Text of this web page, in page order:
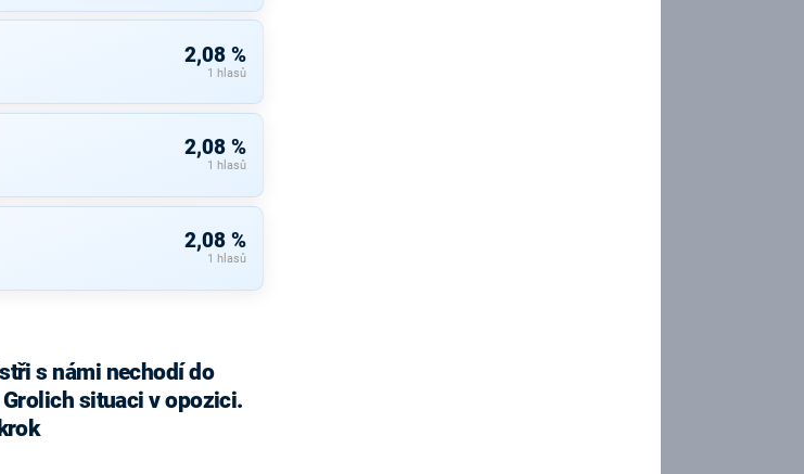
2,08 %
1 hlasů
2,08 %
1 hlasů
2,08 %
1 hlasů
s námi nechodí do
situaci v opozici.